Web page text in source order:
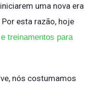
uma nova era
esta razão, hoje
treinamentos para
nós costumamos